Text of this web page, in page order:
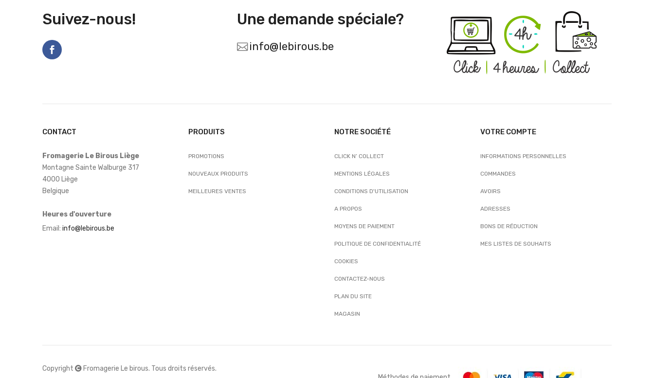
Suivez-nous! Une demande spéciale?
info@lebirous.be
CONTACT
Fromagerie Le Birous Liège
Montagne Sainte Walburge 317
4000 Liège
Belgique
Heures d'ouverture
Email: info@lebirous.be
PRODUITS
PROMOTIONS
NOUVEAUX PRODUITS
MEILLEURES VENTES
NOTRE SOCIÉTÉ
CLICK N’ COLLECT
MENTIONS LÉGALES
CONDITIONS D'UTILISATION
A PROPOS
MOYENS DE PAIEMENT
POLITIQUE DE CONFIDENTIALITÉ
COOKIES
CONTACTEZ-NOUS
PLAN DU SITE
MAGASIN
VOTRE COMPTE
INFORMATIONS PERSONNELLES
COMMANDES
AVOIRS
ADRESSES
BONS DE RÉDUCTION
MES LISTES DE SOUHAITS
Copyright
Fromagerie Le birous. Tous droits réservés.